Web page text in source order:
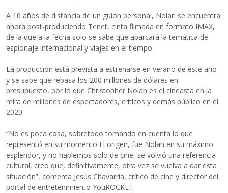
A 10 años de distancia de un guión personal, Nolan se encuentra
ahora post-produciendo Tenet, cinta filmada en formato IMAX,
de la que a la fecha solo se sabe que abarcará la temática de
espionaje internacional y viajes en el tiempo.
La producción está prevista a estrenarse en verano de este año
y se sabe que rebasa los 200 millones de dólares en
presupuesto, por lo que Christopher Nolan es el cineasta en la
mira de millones de espectadores, críticos y demás público en el
2020.
“No es poca cosa, sobretodo tomando en cuenta lo que
representó en su momento El origen, fue Nolan en su máximo
esplendor, y no hablemos solo de cine, se volvió una referencia
cultural, creo que, definitivamente, otra vez se vuelva a dar esta
situación”, comenta Jesús Chavarría, crítico de cine y director del
portal de entretenimiento YouROCKET.